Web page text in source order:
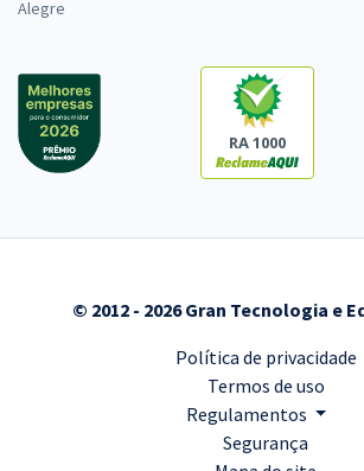
Alegre
RA 1000
© 2012 - 2026 Gran Tecnologia e
Política de privacidade
Termos de uso
Regulamentos
Segurança